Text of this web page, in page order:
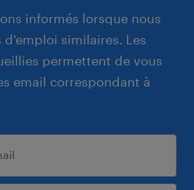
informés lorsque nous
d'emploi similaires. Les
permettent de vous
email correspondant à